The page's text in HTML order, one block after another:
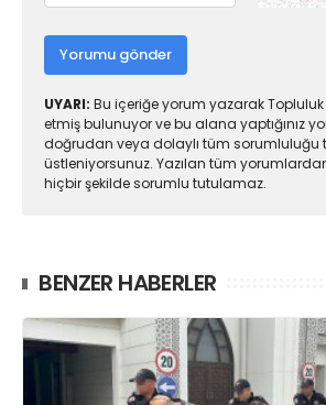
Yorumu gönder
UYARI: Bu içeriğe yorum yazarak Topluluk
etmiş bulunuyor ve bu alana yaptığınız
doğrudan veya dolaylı tüm sorumluluğu
üstleniyorsunuz. Yazılan tüm
hiçbir şekilde sorumlu tutulamaz.
BENZER HABERLER